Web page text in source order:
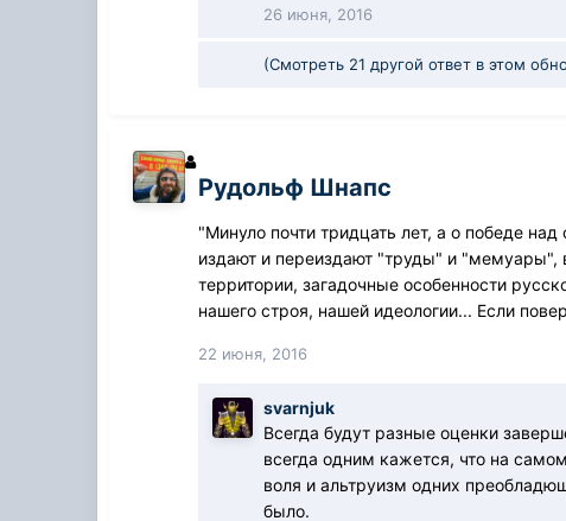
26 июня, 2016
(Смотреть 21 другой ответ в этом
Рудольф Шнапс
"Минуло почти тридцать лет, а о победе
издают и переиздают "труды" и "мемуары",
территории, загадочные особенности
нашего строя, нашей идеологии... Если
22 июня, 2016
svarnjuk
Всегда будут разные оценки
всегда одним кажется, что на
воля и альтруизм одних
было.